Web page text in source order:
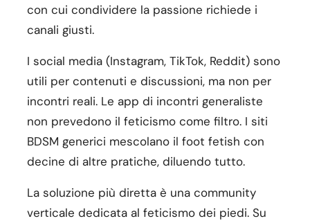
con cui condividere la passione richiede i
canali giusti.
I social media (Instagram, TikTok, Reddit) sono
utili per contenuti e discussioni, ma non per
incontri reali. Le app di incontri generaliste
non prevedono il feticismo come filtro. I siti
BDSM generici mescolano il foot fetish con
decine di altre pratiche, diluendo tutto.
La soluzione più diretta è una community
verticale dedicata al feticismo dei piedi. Su